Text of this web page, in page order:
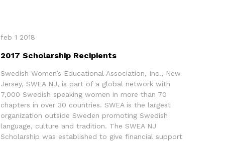
feb 1 2018
2017 Scholarship Recipients
Swedish Women’s Educational Association, Inc., New
Jersey, SWEA NJ, is part of a global network with
7,000 Swedish speaking women in more than 70
chapters in over 30 countries. SWEA is the largest
organization outside Sweden promoting Swedish
language, culture and tradition. The SWEA NJ
Scholarship was established to give financial support